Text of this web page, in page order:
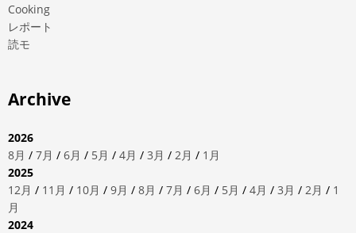
Cooking
レポート
読モ
Archive
2026
8月 / 7月 / 6月 / 5月 / 4月 / 3月 / 2月 / 1月
2025
12月 / 11月 / 10月 / 9月 / 8月 / 7月 / 6月 / 5月 / 4月 / 3月 / 2月 / 1
月
2024